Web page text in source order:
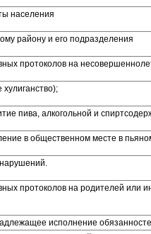
населения
району и его подразделения
протоколов на
пива, алкогольной и
в общественном месте в
протоколов на родителей или
исполнение